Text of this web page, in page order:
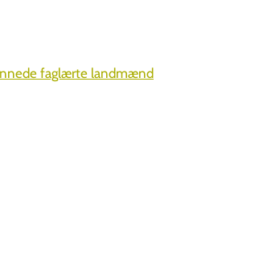
faglærte landmænd